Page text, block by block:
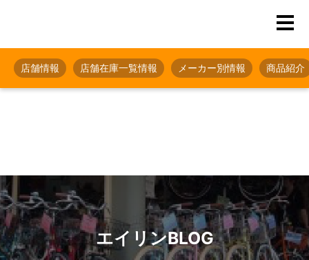
店舗情報 店舗在庫一覧情報 メーカー別情報 商品紹介
エイリンBLOG